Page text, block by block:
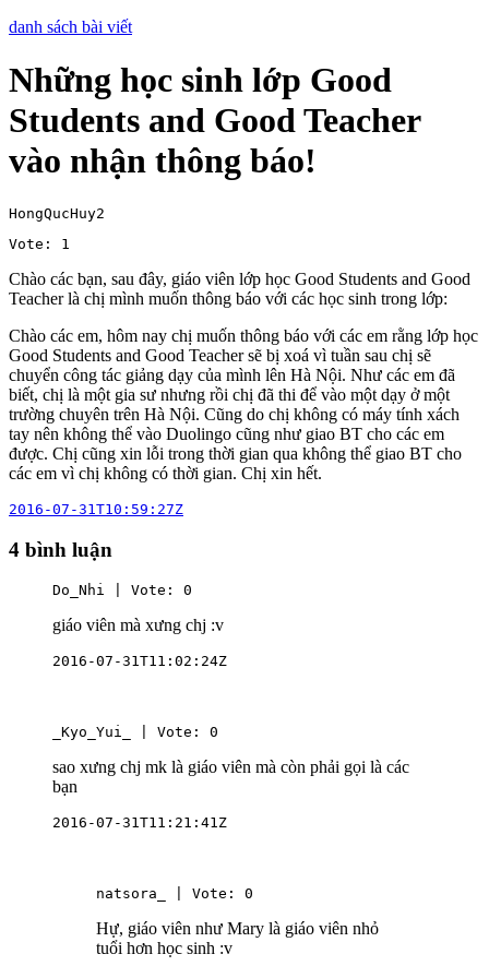
danh sách bài viết
Những học sinh lớp Good
Students and Good Teacher
vào nhận thông báo!
HongQucHuy2
Vote: 1
Chào các bạn, sau đây, giáo viên lớp học Good Students and Good
Teacher là chị mình muốn thông báo với các học sinh trong lớp:
Chào các em, hôm nay chị muốn thông báo với các em rằng lớp học
Good Students and Good Teacher sẽ bị xoá vì tuần sau chị sẽ
chuyển công tác giảng dạy của mình lên Hà Nội. Như các em đã
biết, chị là một gia sư nhưng rồi chị đã thi để vào một dạy ở một
trường chuyên trên Hà Nội. Cũng do chị không có máy tính xách
tay nên không thể vào Duolingo cũng như giao BT cho các em
được. Chị cũng xin lỗi trong thời gian qua không thể giao BT cho
các em vì chị không có thời gian. Chị xin hết.
2016-07-31T10:59:27Z
4 bình luận
Do_Nhi | Vote: 0
giáo viên mà xưng chj :v
2016-07-31T11:02:24Z
_Kyo_Yui_ | Vote: 0
sao xưng chj mk là giáo viên mà còn phải gọi là các
bạn
2016-07-31T11:21:41Z
natsora_ | Vote: 0
Hự, giáo viên như Mary là giáo viên nhỏ
tuổi hơn học sinh :v